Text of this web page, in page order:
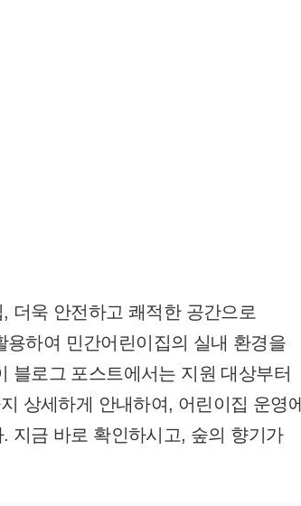
더욱 안전하고 쾌적한 공간으로
하여 민간어린이집의 실내 환경을
블로그 포스트에서는 지원 대상부터
상세하게 안내하여, 어린이집 운영에
지금 바로 확인하시고, 숲의 향기가